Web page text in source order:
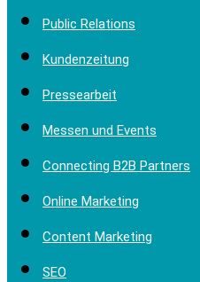
Public Relations
Kundenzeitung
Pressearbeit
Messen und Events
Connecting B2B Partners
Online Marketing
Content Marketing
SEO